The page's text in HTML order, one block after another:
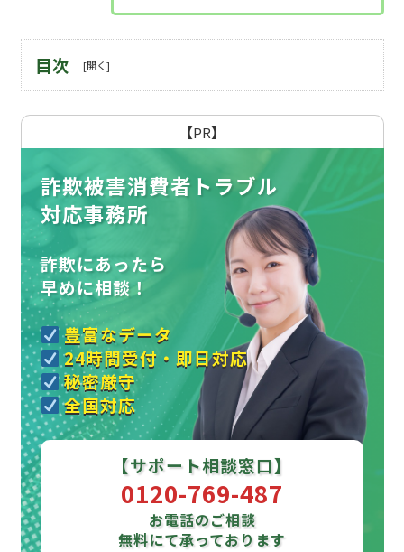
目次
【PR】
詐欺被害消費者トラブル
対応事務所
詐欺にあったら
早めに相談！
豊富なデータ
24時間受付・即日対応
秘密厳守
全国対応
【サポート相談窓口】
0120-769-487
お電話のご相談
無料にて承っております